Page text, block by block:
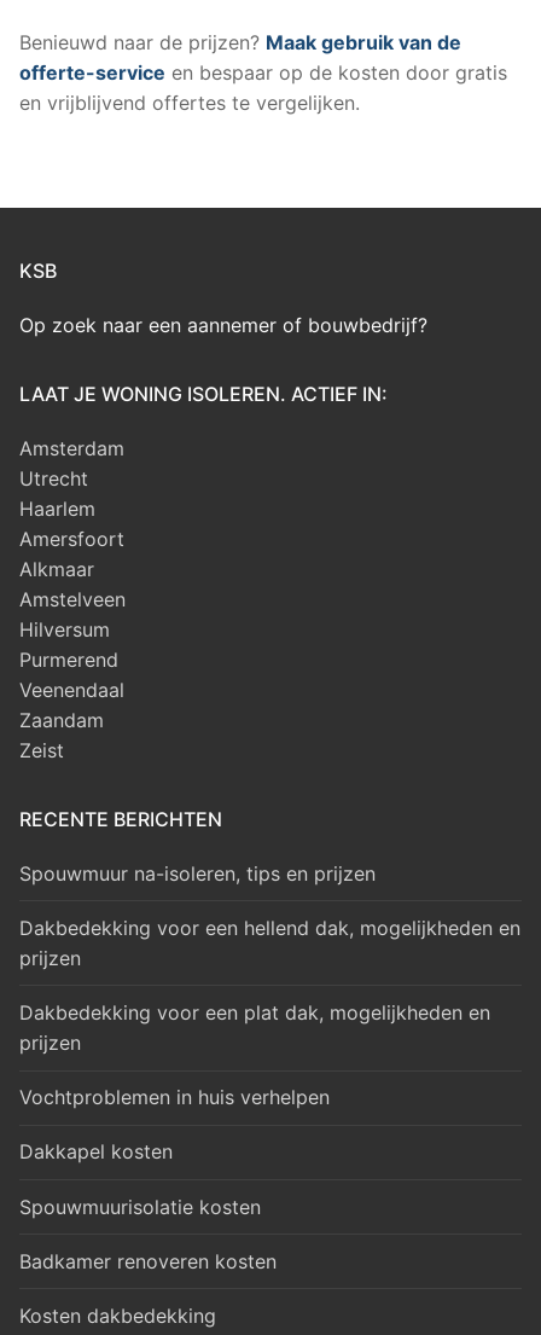
Benieuwd naar de prijzen? Maak gebruik van de
offerte-service en bespaar op de kosten door gratis
en vrijblijvend offertes te vergelijken.
KSB
Op zoek naar een aannemer of bouwbedrijf?
LAAT JE WONING ISOLEREN. ACTIEF IN:
Amsterdam
Utrecht
Haarlem
Amersfoort
Alkmaar
Amstelveen
Hilversum
Purmerend
Veenendaal
Zaandam
Zeist
RECENTE BERICHTEN
Spouwmuur na-isoleren, tips en prijzen
Dakbedekking voor een hellend dak, mogelijkheden en
prijzen
Dakbedekking voor een plat dak, mogelijkheden en
prijzen
Vochtproblemen in huis verhelpen
Dakkapel kosten
Spouwmuurisolatie kosten
Badkamer renoveren kosten
Kosten dakbedekking